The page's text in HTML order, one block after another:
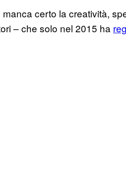
certo la creatività,
– che solo nel 2015 ha